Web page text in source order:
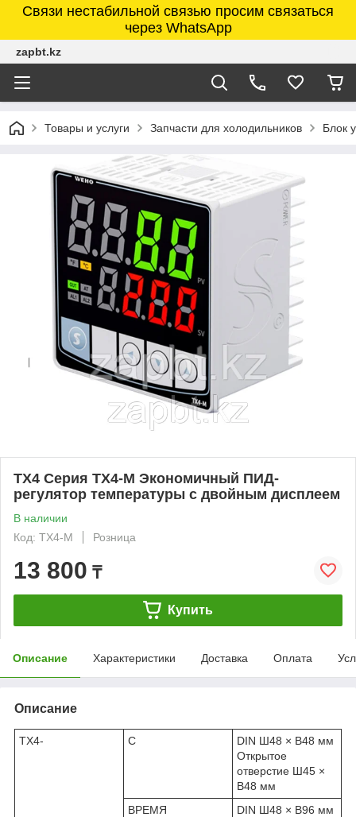
Связи нестабильной связью просим связаться
через WhatsApp
zapbt.kz
Товары и услуги Запчасти для холодильников Блок
TX4 Серия TX4-M Экономичный ПИД-
регулятор температуры с двойным дисплеем
В наличии
Код: TX4-M
Розница
13 800 ₸
Купить
Описание Характеристики Доставка Оплата
Описание
TX4- С
DIN Ш48 × В48 мм
Открытое
отверстие Ш45 ×
В48 мм
ВРЕМЯ
DIN Ш48 × В96 мм